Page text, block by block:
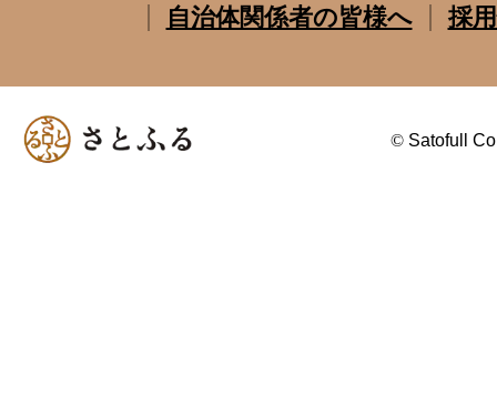
自治体関係者の皆様へ
採
© Satofull